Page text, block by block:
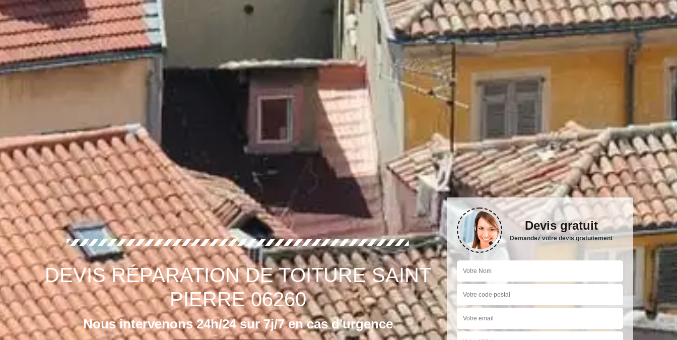
DEVIS RÉPARATION DE TOITURE SAINT
PIERRE 06260
Nous intervenons 24h/24 sur 7j/7 en cas d'urgence
Devis gratuit
Demandez votre devis gratuitement